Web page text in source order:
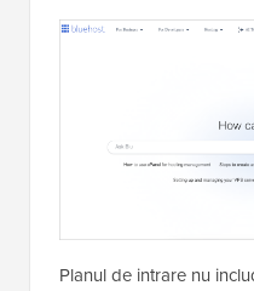
Planul de intrare nu